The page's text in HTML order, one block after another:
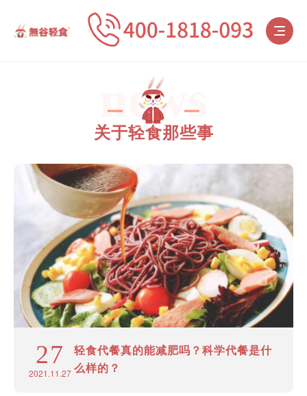
news
关于轻食那些事
27
2021.11.27
轻食代餐真的能减肥吗？科学代餐是什
么样的？